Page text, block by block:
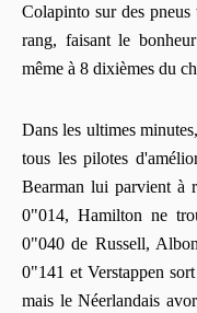
Colapinto sur des pneus
rang, faisant le
même à 8 dixièmes du
Dans les ultimes
tous les pilotes
Bearman lui parvient à
0"014, Hamilton ne
0"040 de Russell,
0"141 et Verstappen
mais le Néerlandais